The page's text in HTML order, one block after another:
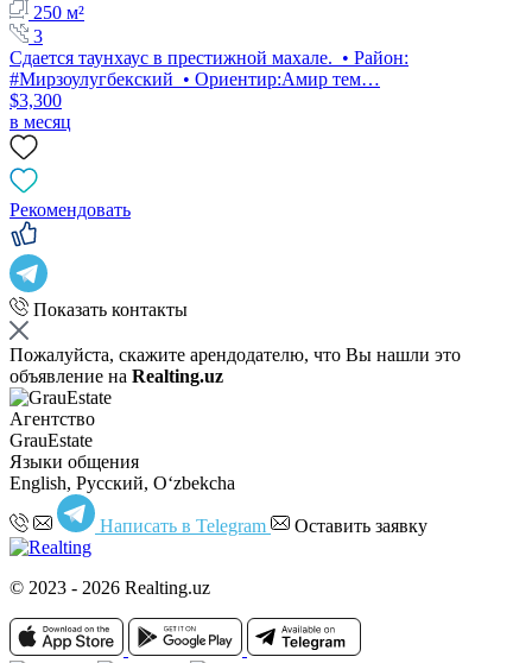
250 м²
3
Сдается таунхаус в престижной махале. • Район:
#Мирзоулугбекский • Ориентир:Амир тем…
$3,300
в месяц
Рекомендовать
Показать контакты
Пожалуйста, скажите арендодателю, что Вы нашли это
объявление на Realting.uz
Агентство
GrauEstate
Языки общения
English, Русский, Oʻzbekcha
Написать в Telegram Оставить заявку
© 2023 - 2026 Realting.uz